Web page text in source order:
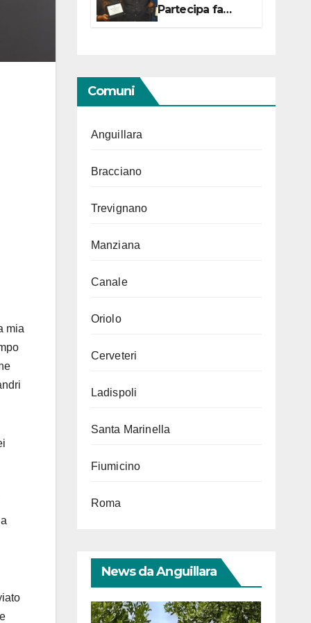
mia
Partecipa fa
centro con due
Comuni
Anguillara
Bracciano
Trevignano
Manziana
Canale
Oriolo
Cerveteri
Ladispoli
Santa Marinella
Fiumicino
Roma
News da Anguillara